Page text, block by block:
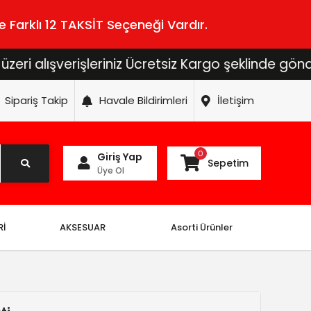
12 TAKSİT Seçeneği Vardır.
Ücretsiz Kargo şeklinde
Sipariş Takip Havale Bildirimleri İletişim
Giriş Yap
Üye Ol
0
Sepetim
AKSESUAR Asorti Ürünler